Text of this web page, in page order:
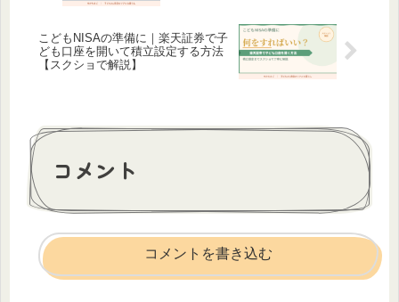
こどもNISAの準備に｜楽天証券で子
ども口座を開いて積立設定する方法
【スクショで解説】
コメント
コメントを書き込む